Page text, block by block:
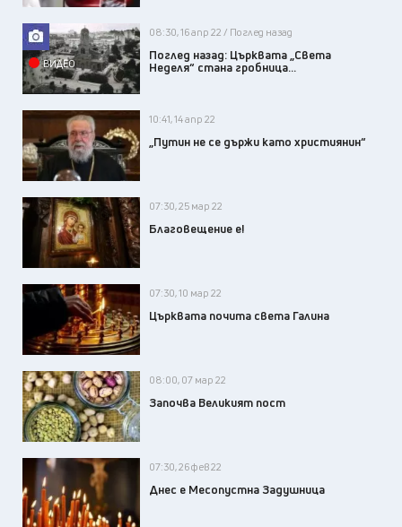
ВИДЕО
08:30, 16 апр 22 / Поглед назад
Поглед назад: Църквата „Света
Неделя“ стана гробница...
10:41, 14 апр 22
„Путин не се държи като християнин“
07:30, 25 мар 22
Благовещение е!
07:30, 10 мар 22
Църквата почита света Галина
08:00, 07 мар 22
Започва Великият пост
07:30, 26 фев 22
Днес е Месопустна Задушница